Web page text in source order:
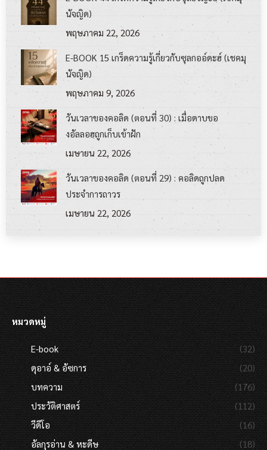
นัจญิด)
พฤษภาคม 22, 2026
E-BOOK 15 เกร็ดความรู้เกี่ยวกับซุลกออ์ดะฮ์ (เชคมุ
นัจญิด)
พฤษภาคม 9, 2026
วันเวลาของคอลิด (ตอนที่ 30) : เมื่อดาบขอ
งอัลลอฮฺถูกเก็บเข้าฝัก
เมษายน 22, 2026
วันเวลาของคอลิด (ตอนที่ 29) : คอลิดถูกปลด
ประจำการถาวร
เมษายน 22, 2026
หมวดหมู่
E-book
(32)
ดุอาอ์ & อัซการ
(20)
บทความ
(176)
ประวัติศาสตร์
(112)
วีดีโอ
(16)
อัลกุรอ่าน & หะดีษ
(18)